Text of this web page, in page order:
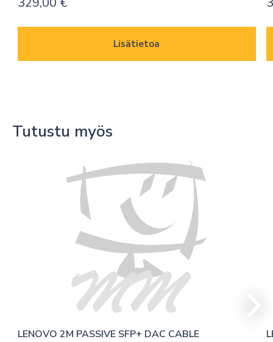
Lisätietoa
Tutustu myös
LENOVO 2M PASSIVE SFP+ DAC CABLE